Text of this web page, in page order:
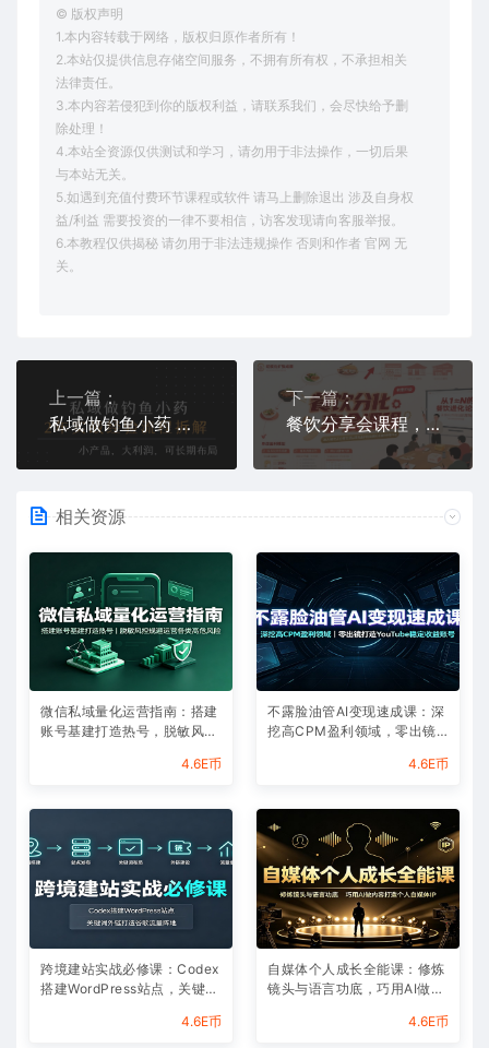
© 版权声明
1.本内容转载于网络，版权归原作者所有！
2.本站仅提供信息存储空间服务，不拥有所有权，不承担相关
法律责任。
3.本内容若侵犯到你的版权利益，请联系我们，会尽快给予删
除处理！
4.本站全资源仅供测试和学习，请勿用于非法操作，一切后果
与本站无关。
5.如遇到充值付费环节课程或软件 请马上删除退出 涉及自身权
益/利益 需要投资的一律不要相信，访客发现请向客服举报。
6.本教程仅供揭秘 请勿用于非法违规操作 否则和作者 官网 无
关。
上一篇：
私域做钓鱼小药 每单利润3张+ 详细流程拆解
下一篇：
餐饮分享会课程，助力餐饮从业者实现从单店盈利到规模化发展的转型升级
相关资源
微信私域量化运营指南：搭建
账号基建打造热号，脱敏风控
4.6E币
不露脸油管AI变现速成课：深
挖高CPM盈利领域，零出镜
4.6E币
跨境建站实战必修课：Codex
搭建WordPress站点，关键词
4.6E币
自媒体个人成长全能课：修炼
镜头与语言功底，巧用AI做内
4.6E币